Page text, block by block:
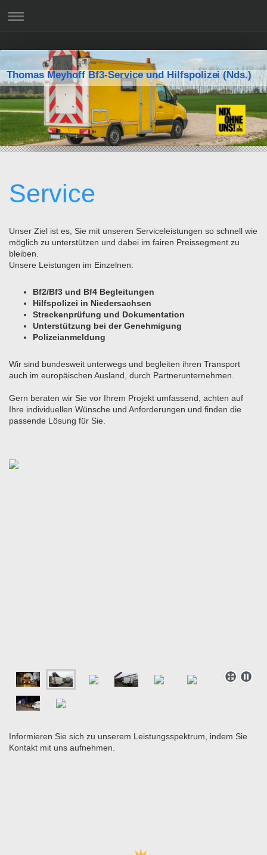
Thomas Meyhoff Bf3-Service und Hilfspolizei (Nds.)
Service
Unser Ziel ist es, Sie mit unseren Serviceleistungen so schnell wie
möglich zu unterstützen und dabei im fairen Preissegment zu
bleiben.
Unsere Leistungen im Einzelnen:
Bf2/Bf3 und Bf4 Begleitungen
Hilfspolizei in Niedersachsen
Streckenprüfung und Dokumentation
Unterstützung bei der Genehmigung
Polizeianmeldung
Wir sind bundesweit unterwegs und begleiten ihren Transport
auch im europäischen Ausland, durch Partnerunternehmen.
Gern beraten wir Sie vor Ihrem Projekt umfassend, achten auf
Ihre individuellen Wünsche und Anforderungen und finden die
passende Lösung für Sie.
Informieren Sie sich zu unserem Leistungsspektrum, indem Sie
Kontakt mit uns aufnehmen.